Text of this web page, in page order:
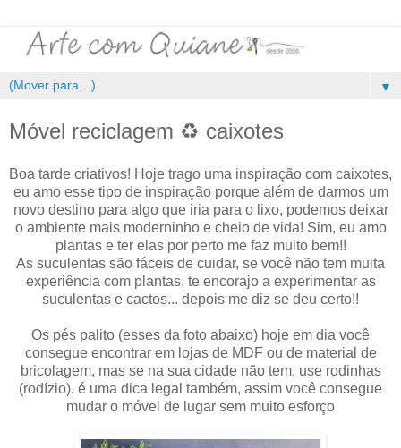
▼
Móvel reciclagem ♻️ caixotes
Boa tarde criativos! Hoje trago uma inspiração com caixotes,
eu amo esse tipo de inspiração porque além de darmos um
novo destino para algo que iria para o lixo, podemos deixar
o ambiente mais moderninho e cheio de vida! Sim, eu amo
plantas e ter elas por perto me faz muito bem!!
As suculentas são fáceis de cuidar, se você não tem muita
experiência com plantas, te encorajo a experimentar as
suculentas e cactos... depois me diz se deu certo!!
Os pés palito (esses da foto abaixo) hoje em dia você
consegue encontrar em lojas de MDF ou de material de
bricolagem, mas se na sua cidade não tem, use rodinhas
(rodízio), é uma dica legal também, assim você consegue
mudar o móvel de lugar sem muito esforço